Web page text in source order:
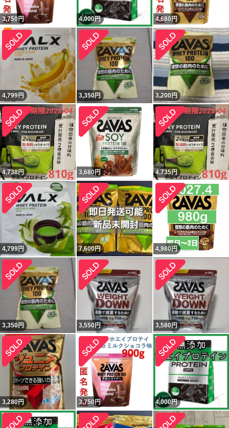
3,750円 4,000円 4,680円
4,799円 3,350円 3,200円
4,738円 3,680円 4,735円
4,799円 7,600円 4,980円
3,350円 3,550円 3,580円
3,280円 3,750円 4,000円